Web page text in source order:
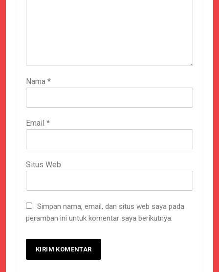
Nama *
Email *
Situs Web
Simpan nama, email, dan situs web saya pada
peramban ini untuk komentar saya berikutnya.